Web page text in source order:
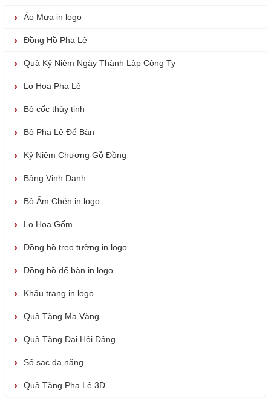
Áo Mưa in logo
Đồng Hồ Pha Lê
Quà Kỷ Niệm Ngày Thành Lập Công Ty
Lọ Hoa Pha Lê
Bộ cốc thủy tinh
Bộ Pha Lê Để Bàn
Kỷ Niệm Chương Gỗ Đồng
Bảng Vinh Danh
Bộ Ấm Chén in logo
Lọ Hoa Gốm
Đồng hồ treo tường in logo
Đồng hồ để bàn in logo
Khẩu trang in logo
Quà Tặng Mạ Vàng
Quà Tặng Đại Hội Đảng
Sổ sạc đa năng
Quà Tặng Pha Lê 3D